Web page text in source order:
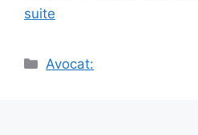
suite
Catégories
Avocat: